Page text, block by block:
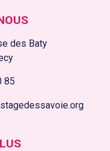
des Baty
85